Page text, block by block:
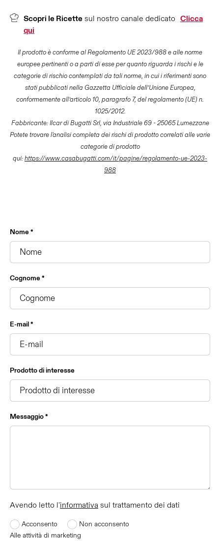
Scopri le Ricette sul nostro canale dedicato Clicca
qui
Il prodotto è conforme al Regolamento UE 2023/988 e alle norme
europee pertinenti o a parti di esse per quanto riguarda i rischi e le
categorie di rischio contemplati da tali norme, in cui i riferimenti sono
stati pubblicati nella Gazzetta Ufficiale dell’Unione Europea,
conformemente all’articolo 10, paragrafo 7, del regolamento (UE) n.
1025/2012.
Fabbricante: Ilcar di Bugatti Srl, via Industriale 69 - 25065 Lumezzane
Potete trovare l'analisi completa dei rischi di prodotto correlati alle varie
categorie di prodotto
qui:https://www.casabugatti.com/it/pagine/regolamento-ue-2023-
988
Nome *
Cognome *
E-mail *
Prodotto di interesse
Messaggio *
Avendo letto l'informativa sul trattamento dei dati
Acconsento
Non acconsento
Alle attività di marketing